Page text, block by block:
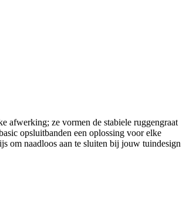
afwerking; ze vormen de stabiele ruggengraat
opsluitbanden een oplossing voor elke
om naadloos aan te sluiten bij jouw tuindesign